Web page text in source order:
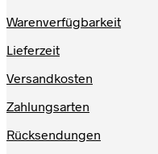
Warenverfügbarkeit
Lieferzeit
Versandkosten
Zahlungsarten
Rücksendungen